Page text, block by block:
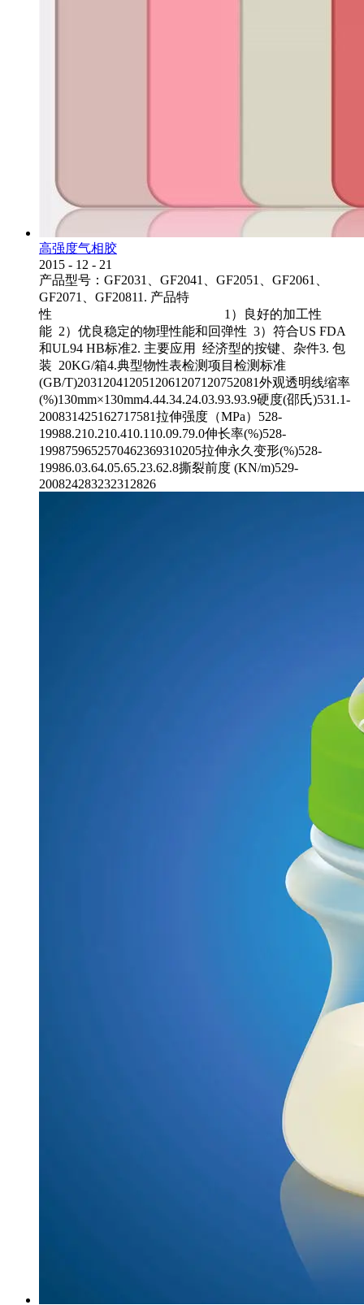
高强度气相胶
2015 - 12 - 21
产品型号：GF2031、GF2041、GF2051、GF2061、
GF2071、GF20811. 产品特
性 1）良好的加工性
能 2）优良稳定的物理性能和回弹性 3）符合US FDA
和UL94 HB标准2. 主要应用 经济型的按键、杂件3. 包
装 20KG/箱4.典型物性表检测项目检测标准
(GB/T)2031204120512061207120752081外观透明线缩率
(%)130mm×130mm4.44.34.24.03.93.93.9硬度(邵氏)531.1-
200831425162717581拉伸强度（MPa）528-
19988.210.210.410.110.09.79.0伸长率(%)528-
1998759652570462369310205拉伸永久变形(%)528-
19986.03.64.05.65.23.62.8撕裂前度 (KN/m)529-
200824283232312826